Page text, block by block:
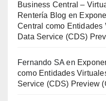
Business Central –
Rentería Blog en
Central como Entidades
Data Service (CDS)
Fernando SA en
como Entidades
Service (CDS) Preview